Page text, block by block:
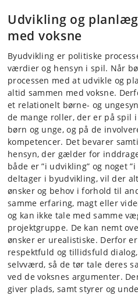
Udvikling og
med voksne
Byudvikling er politiske
værdier og hensyn i spil. Når
processen med at udvikle og
altid sammen med voksne.
et relationelt børne- og
de mange roller, der er på spil
børn og unge, og på de
kompetencer. Det bevarer
hensyn, der gælder for
både er ”i udvikling” og noget
deltager i byudvikling, vil der
ønsker og behov i forhold til
samme erfaring, magt eller
og kan ikke tale med samme
projektgruppe. De kan nemt
ønsker er urealistiske. Derfor
respektfuld og tillidsfuld
selvværd, så de tør tale deres
ved de voksnes argumenter.
giver plads, samt styrer og